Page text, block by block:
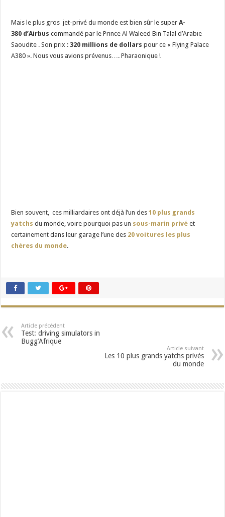
Mais le plus gros jet-privé du monde est bien sûr le superA-
380 d’Airbus commandé par le Prince Al Waleed Bin Talal d’Arabie
Saoudite . Son prix :320 millions de dollars pour ce « Flying Palace
A380 ». Nous vous avions prévenus…. Pharaonique !
Bien souvent, ces milliardaires ont déjà l’un des10 plus grands
yatchs du monde, voire pourquoi pas un sous-marin privé et
certainement dans leur garage l’une des 20 voitures les plus
chères du monde.
Article précédent
Test: driving simulators in
Bugg’Afrique
Article suivant
Les 10 plus grands yatchs privés
du monde